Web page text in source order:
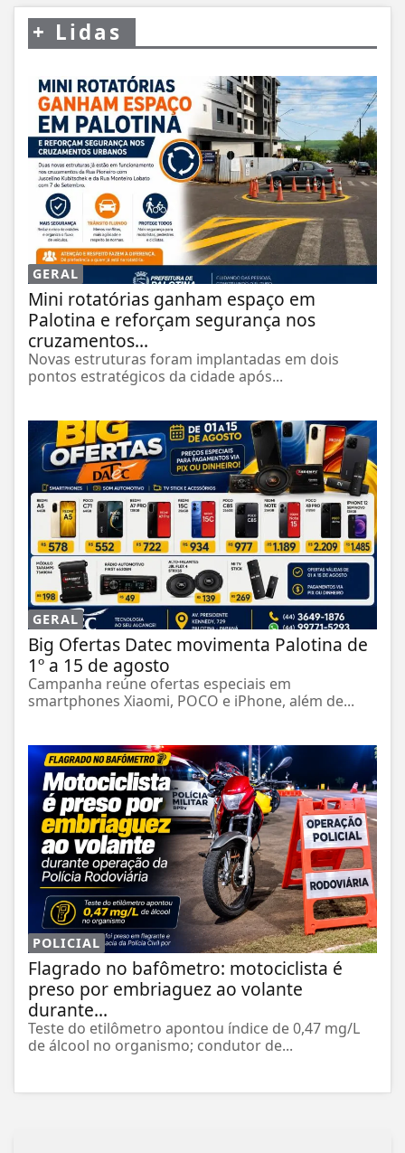
+ Lidas
GERAL
Mini rotatórias ganham espaço em
Palotina e reforçam segurança nos
cruzamentos...
Novas estruturas foram implantadas em dois
pontos estratégicos da cidade após...
GERAL
Big Ofertas Datec movimenta Palotina de
1º a 15 de agosto
Campanha reúne ofertas especiais em
smartphones Xiaomi, POCO e iPhone, além de...
POLICIAL
Flagrado no bafômetro: motociclista é
preso por embriaguez ao volante
durante...
Teste do etilômetro apontou índice de 0,47 mg/L
de álcool no organismo; condutor de...